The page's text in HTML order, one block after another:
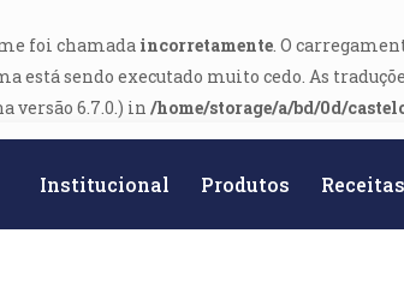
foi chamada incorretamente. O
está sendo executado muito cedo. As
versão 6.7.0.) in /home/storage/a/bd/0d/
Institucional Produtos Receitas